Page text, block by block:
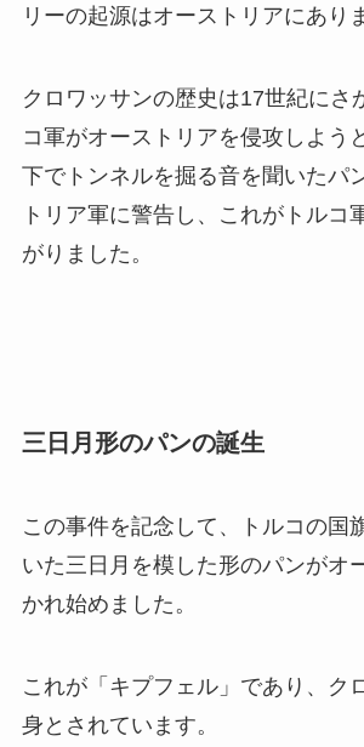
リーの起源はオーストリアにあり
クロワッサンの歴史は17世紀にさ
コ軍がオーストリアを侵攻しよう
下でトンネルを掘る音を聞いたパ
トリア軍に警告し、これがトルコ
がりました。
三日月形のパンの誕生
この事件を記念して、トルコの国
いた三日月を模した形のパンがオ
かれ始めました。
これが「キプフェル」であり、ク
身とされています。